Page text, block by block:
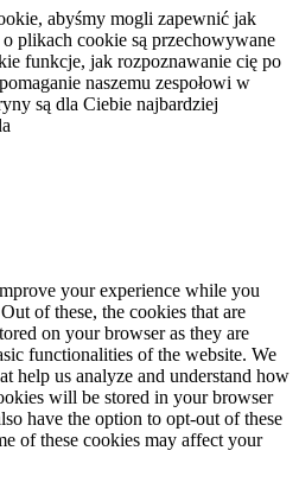
abyśmy mogli zapewnić jak
o plikach cookie są przechowywane
funkcje, jak rozpoznawanie cię po
naszemu zespołowi w
są dla Ciebie najbardziej
your experience while you
of these, the cookies that are
on your browser as they are
functionalities of the website. We
help us analyze and understand how
will be stored in your browser
have the option to opt-out of these
of these cookies may affect your